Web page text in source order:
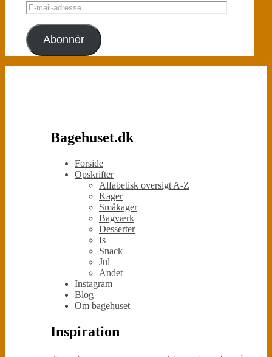
E-
mail-
adresse
Abonnér
Bagehuset.dk
Forside
Opskrifter
Alfabetisk oversigt A-Z
Kager
Småkager
Bagværk
Desserter
Is
Snack
Jul
Andet
Instagram
Blog
Om bagehuset
Inspiration